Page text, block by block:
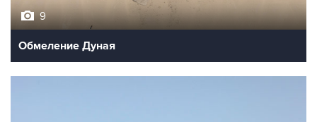
9
Обмеление Дуная